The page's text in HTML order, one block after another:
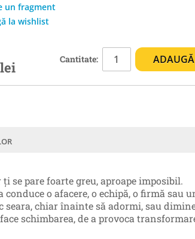
un fragment
la wishlist
Cantitate:
se pare foarte greu, aproape imposibil.
o afacere, o echipă, o firmă sau
chiar înainte să adormi, sau
schimbarea, de a provoca